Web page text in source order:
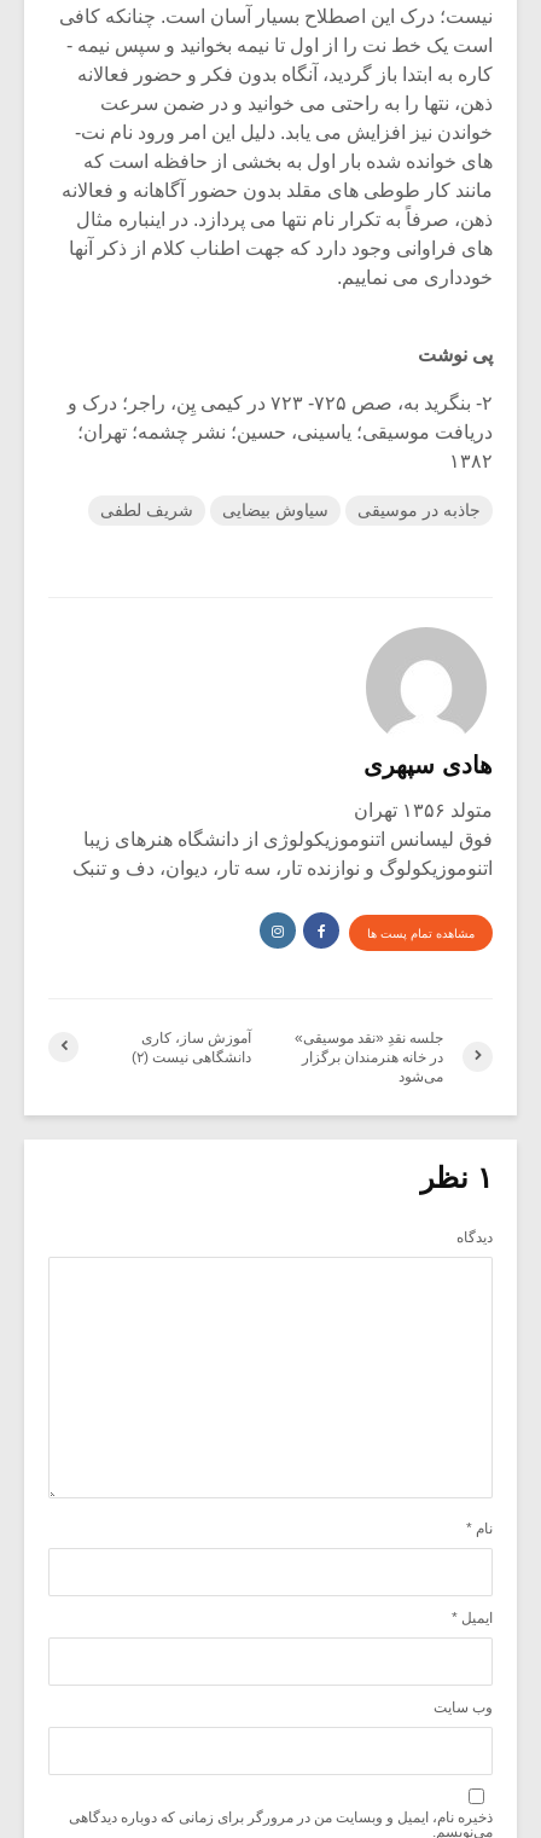
نیست؛ درک این اصطلاح بسیار آسان است. چنانکه کافی
است یک خط نت را از اول تا نیمه بخوانید و سپس نیمه ­
کاره به ابتدا باز گردید، آنگاه بدون فکر و حضور فعالانه
ذهن، نت­ها را به راحتی می خوانید و در ضمن سرعت
خواندن نیز افزایش می یابد. دلیل این امر ورود نام نت­
های خوانده شده بار اول به بخشی از حافظه است که
مانند کار طوطی ­های مقلد بدون حضور آگاهانه و فعالانه
ذهن، صرفاً به تکرار نام نت­ها می پردازد. در اینباره مثال
های فراوانی وجود دارد که جهت اطناب کلام از ذکر آنها
خودداری می نماییم.
پی نوشت
۲- بنگرید به، صص ۷۲۵- ۷۲۳ در کیمی یِن، راجر؛ درک و
دریافت موسیقی؛ یاسینی، حسین؛ نشر چشمه؛ تهران؛
۱۳۸۲
جاذبه در موسیقی سیاوش بیضایی شریف لطفی
هادی سپهری
متولد ۱۳۵۶ تهران
فوق لیسانس اتنوموزیکولوژی از دانشگاه هنرهای زیبا
اتنوموزیکولوگ و نوازنده تار، سه تار، دیوان، دف و تنبک
مشاهده تمام پست ها
آموزش ساز، کاری
دانشگاهی نیست (۲)
جلسه نقدِ «نقد موسیقی»
در خانه هنرمندان برگزار
می‌شود
۱ نظر
دیدگاه
نام *
ایمیل *
وب‌ سایت
ذخیره نام، ایمیل و وبسایت من در مرورگر برای زمانی که دوباره دیدگاهی
می‌نویسم.